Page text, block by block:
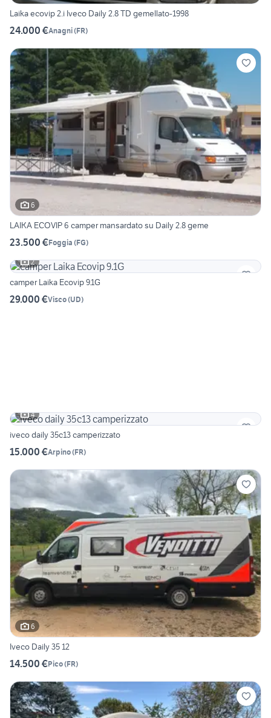
Laika ecovip 2.i Iveco Daily 2.8 TD gemellato-1998
24.000 €Anagni(FR)
6
LAIKA ECOVIP 6 camper mansardato su Daily 2.8 geme
23.500 €Foggia (FG)
2
camper Laika Ecovip 9.1G
29.000 €Visco(UD)
4
iveco daily 35c13 camperizzato
15.000 €Arpino(FR)
6
Iveco Daily 35 12
14.500 €Pico(FR)